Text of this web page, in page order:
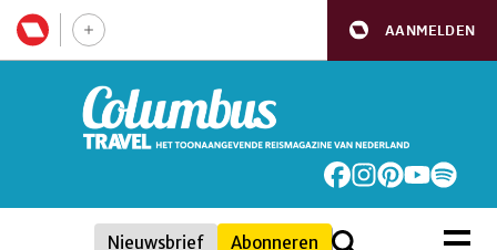
AANMELDEN
Nieuwsbrief Abonneren